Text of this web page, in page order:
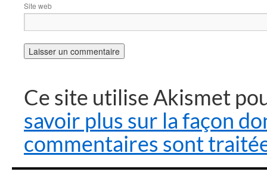
Site web
Ce site utilise Akismet
savoir plus sur la façon
commentaires sont